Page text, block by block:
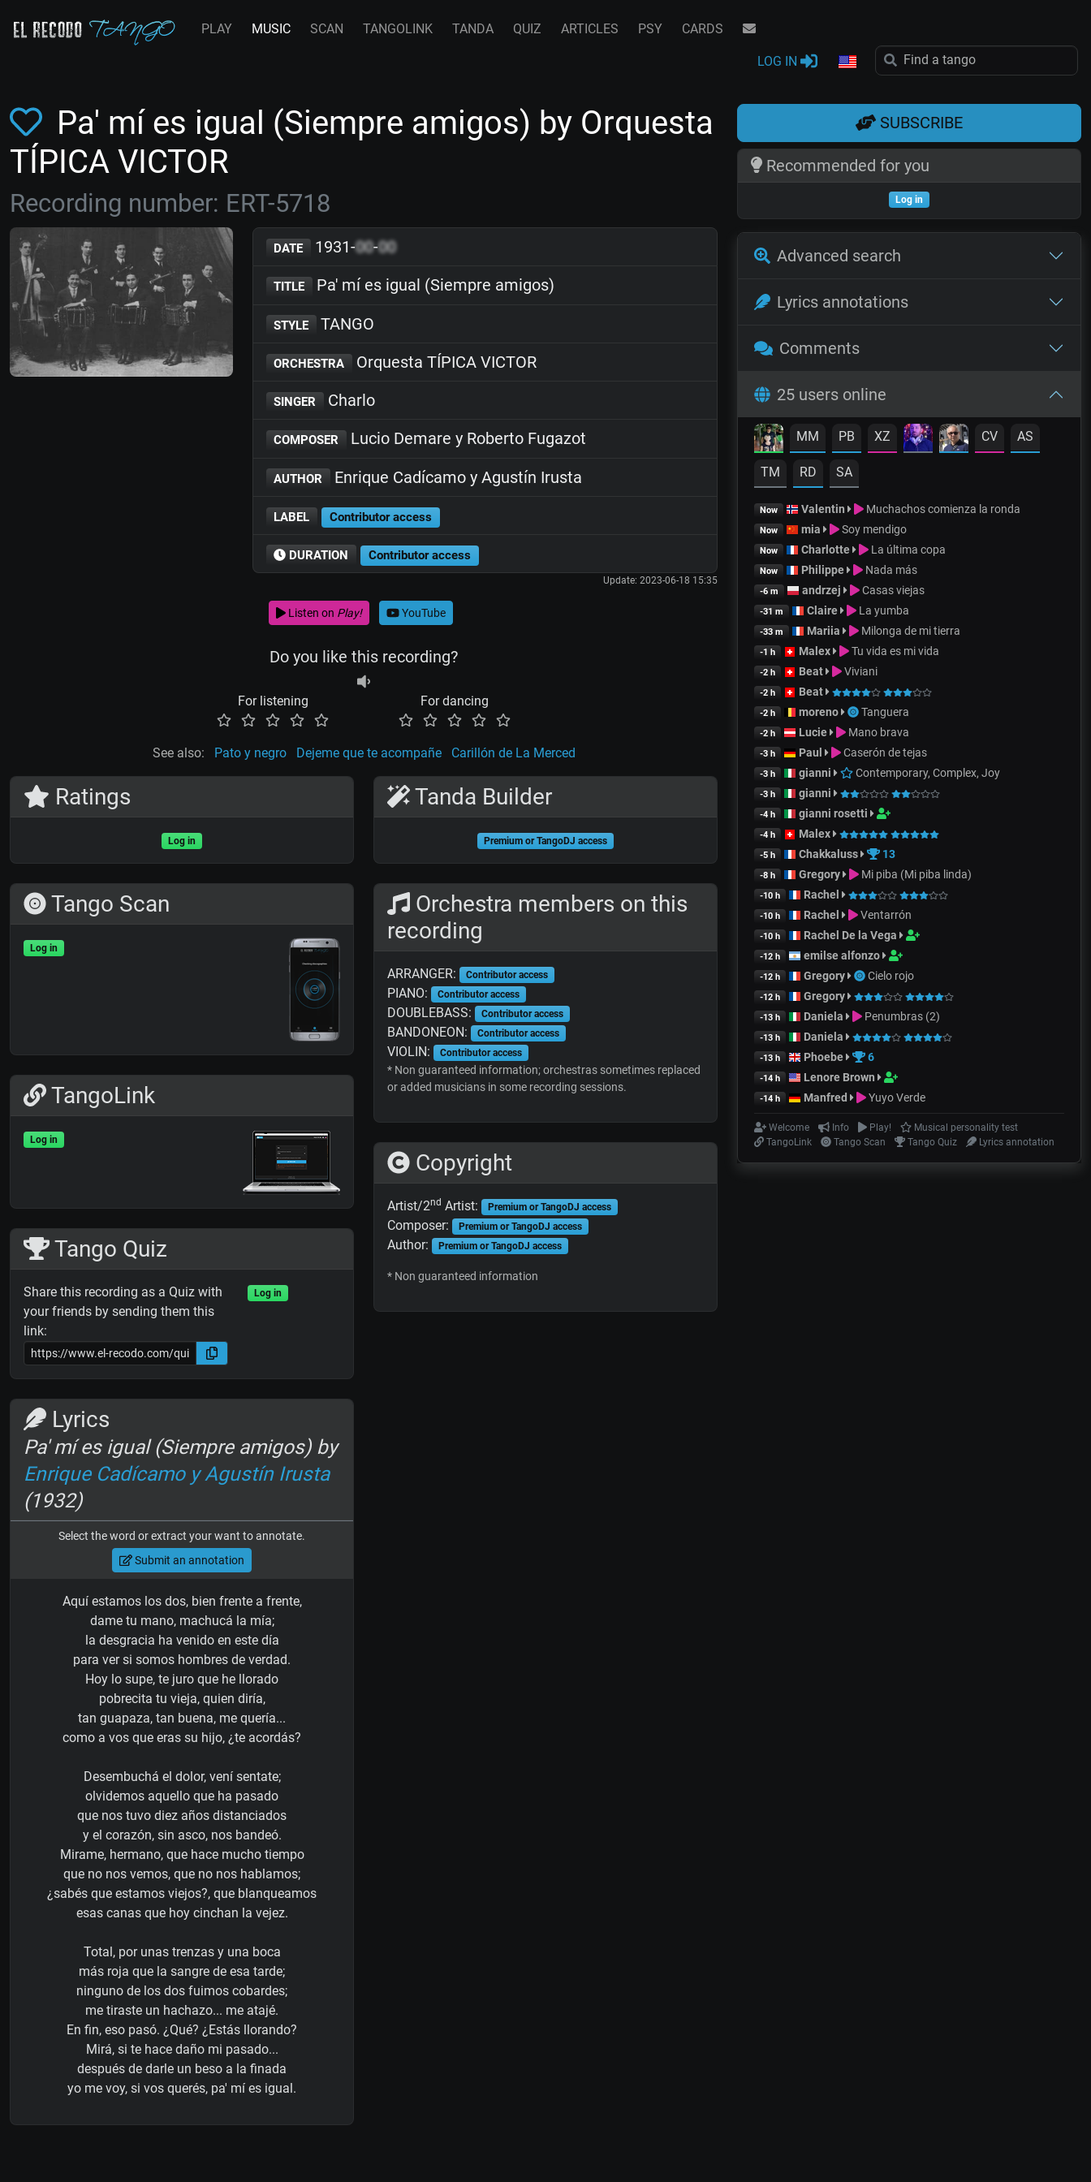
PLAY MUSIC SCAN TANGOLINK TANDA QUIZ ARTICLES PSY CARDS
LOG IN
Pa' mí es igual (Siempre amigos) by Orquesta
TÍPICA VICTOR
Recording number: ERT-5718
DATE 1931-00-00
TITLE Pa' mí es igual (Siempre amigos)
STYLE TANGO
ORCHESTRA Orquesta TÍPICA VICTOR
SINGER Charlo
COMPOSER Lucio Demare y Roberto Fugazot
AUTHOR Enrique Cadícamo y Agustín Irusta
LABEL Contributor access
DURATION Contributor access
Update: 2023-06-18 15:35
Listen on Play! YouTube
Do you like this recording?
For listening For dancing
See also: Pato y negro Dejeme que te acompañe Carillón de La Merced
Ratings
Log in
Tango Scan
Log in
TangoLink
Log in
Tango Quiz
Share this recording as a Quiz with
your friends by sending them this
link:
Log in
Lyrics
Pa' mí es igual (Siempre amigos) by
Enrique Cadícamo y Agustín Irusta
(1932)
Select the word or extract your want to annotate.
Submit an annotation
Aquí estamos los dos, bien frente a frente,
dame tu mano, machucá la mía;
la desgracia ha venido en este día
para ver si somos hombres de verdad.
Hoy lo supe, te juro que he llorado
pobrecita tu vieja, quien diría,
tan guapaza, tan buena, me quería...
como a vos que eras su hijo, ¿te acordás?
Desembuchá el dolor, vení sentate;
olvidemos aquello que ha pasado
que nos tuvo diez años distanciados
y el corazón, sin asco, nos bandeó.
Mirame, hermano, que hace mucho tiempo
que no nos vemos, que no nos hablamos;
¿sabés que estamos viejos?, que blanqueamos
esas canas que hoy cinchan la vejez.
Total, por unas trenzas y una boca
más roja que la sangre de esa tarde;
ninguno de los dos fuimos cobardes;
me tiraste un hachazo... me atajé.
En fin, eso pasó. ¿Qué? ¿Estás llorando?
Mirá, si te hace daño mi pasado...
después de darle un beso a la finada
yo me voy, si vos querés, pa' mí es igual.
Tanda Builder
Premium or TangoDJ access
Orchestra members on this
recording
ARRANGER: Contributor access
PIANO: Contributor access
DOUBLEBASS: Contributor access
BANDONEON: Contributor access
VIOLIN: Contributor access
* Non guaranteed information; orchestras sometimes replaced
or added musicians in some recording sessions.
Copyright
Artist/2nd Artist: Premium or TangoDJ access
Composer: Premium or TangoDJ access
Author: Premium or TangoDJ access
* Non guaranteed information
SUBSCRIBE
Recommended for you
Log in
Advanced search
Lyrics annotations
Comments
25 users online
MM PB XZ CV AS
TM RD SA
Now Valentin Muchachos comienza la ronda
Now mia Soy mendigo
Now Charlotte La última copa
Now Philippe Nada más
-6 m andrzej Casas viejas
-31 m Claire La yumba
-33 m Mariia Milonga de mi tierra
-1 h Malex Tu vida es mi vida
-2 h Beat Viviani
-2 h Beat
-2 h moreno Tanguera
-2 h Lucie Mano brava
-3 h Paul Caserón de tejas
-3 h gianni Contemporary, Complex, Joy
-3 h gianni
-4 h gianni rosetti
-4 h Malex
-5 h Chakkaluss 13
-8 h Gregory Mi piba (Mi piba linda)
-10 h Rachel
-10 h Rachel Ventarrón
-10 h Rachel De la Vega
-12 h emilse alfonzo
-12 h Gregory Cielo rojo
-12 h Gregory
-13 h Daniela Penumbras (2)
-13 h Daniela
-13 h Phoebe 6
-14 h Lenore Brown
-14 h Manfred Yuyo Verde
Welcome Info Play!
Musical personality test
TangoLink
Tango Scan Tango Quiz Lyrics annotation